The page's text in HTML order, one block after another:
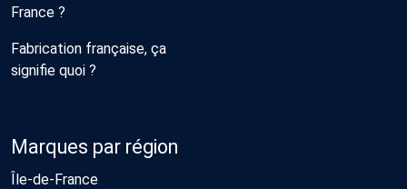
France ?
Fabrication française, ça
signifie quoi ?
Marques par région
Île-de-France